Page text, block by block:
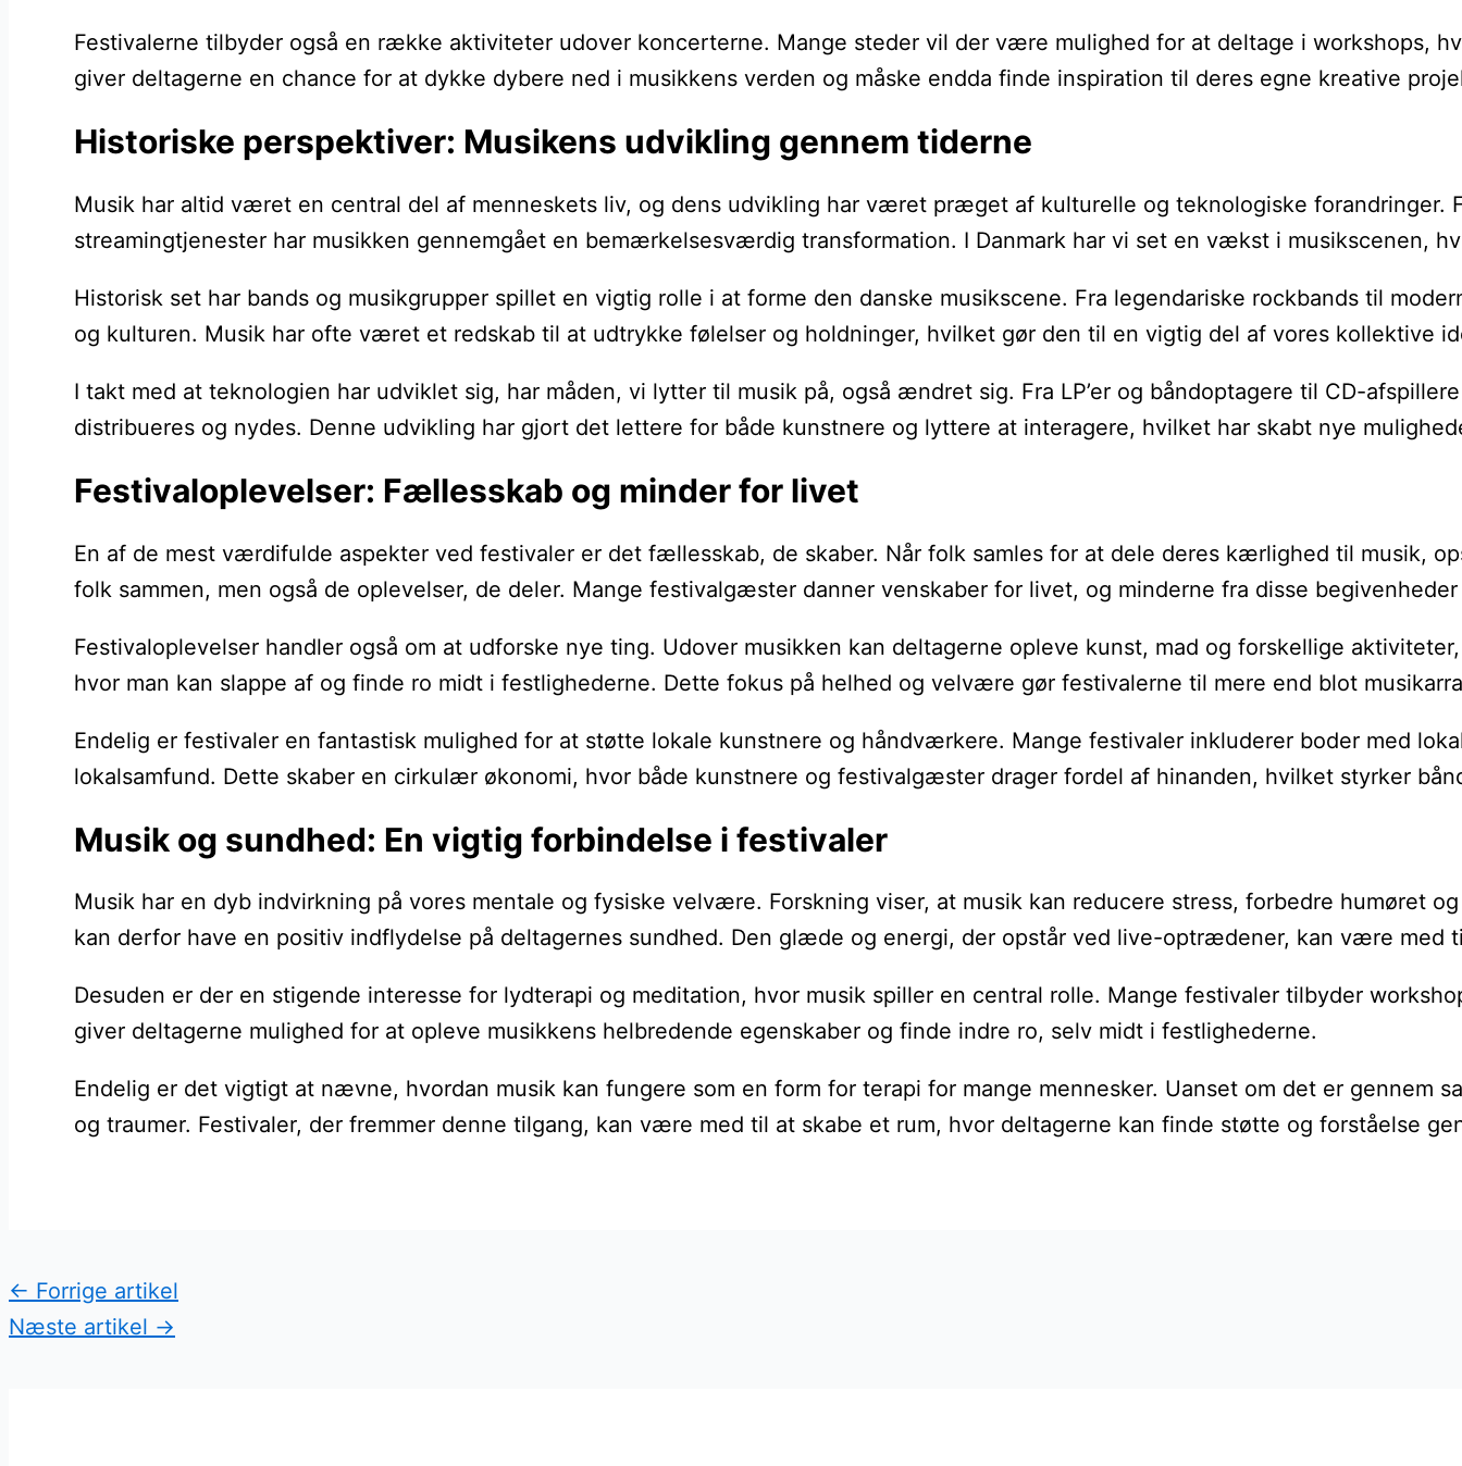
Festivalerne tilbyder også en række aktiviteter udover koncerterne. Mange steder vil der være mulighed for at deltage i workshops,
giver deltagerne en chance for at dykke dybere ned i musikkens verden og måske endda finde inspiration til deres egne kreative
Historiske perspektiver: Musikens udvikling gennem tiderne
Musik har altid været en central del af menneskets liv, og dens udvikling har været præget af kulturelle og teknologiske forandringer.
streamingtjenester har musikken gennemgået en bemærkelsesværdig transformation. I Danmark har vi set en vækst i musikscenen,
Historisk set har bands og musikgrupper spillet en vigtig rolle i at forme den danske musikscene. Fra legendariske rockbands til
og kulturen. Musik har ofte været et redskab til at udtrykke følelser og holdninger, hvilket gør den til en vigtig del af vores kollektive
I takt med at teknologien har udviklet sig, har måden, vi lytter til musik på, også ændret sig. Fra LP’er og båndoptagere til CD-
distribueres og nydes. Denne udvikling har gjort det lettere for både kunstnere og lyttere at interagere, hvilket har skabt nye
Festivaloplevelser: Fællesskab og minder for livet
En af de mest værdifulde aspekter ved festivaler er det fællesskab, de skaber. Når folk samles for at dele deres kærlighed til musik,
folk sammen, men også de oplevelser, de deler. Mange festivalgæster danner venskaber for livet, og minderne fra disse
Festivaloplevelser handler også om at udforske nye ting. Udover musikken kan deltagerne opleve kunst, mad og forskellige
hvor man kan slappe af og finde ro midt i festlighederne. Dette fokus på helhed og velvære gør festivalerne til mere end blot
Endelig er festivaler en fantastisk mulighed for at støtte lokale kunstnere og håndværkere. Mange festivaler inkluderer boder med
lokalsamfund. Dette skaber en cirkulær økonomi, hvor både kunstnere og festivalgæster drager fordel af hinanden, hvilket styrker
Musik og sundhed: En vigtig forbindelse i festivaler
Musik har en dyb indvirkning på vores mentale og fysiske velvære. Forskning viser, at musik kan reducere stress, forbedre humøret
kan derfor have en positiv indflydelse på deltagernes sundhed. Den glæde og energi, der opstår ved live-optrædener, kan være med
Desuden er der en stigende interesse for lydterapi og meditation, hvor musik spiller en central rolle. Mange festivaler tilbyder
giver deltagerne mulighed for at opleve musikkens helbredende egenskaber og finde indre ro, selv midt i festlighederne.
Endelig er det vigtigt at nævne, hvordan musik kan fungere som en form for terapi for mange mennesker. Uanset om det er
og traumer. Festivaler, der fremmer denne tilgang, kan være med til at skabe et rum, hvor deltagerne kan finde støtte og forståelse
← Forrige artikel
Næste artikel →